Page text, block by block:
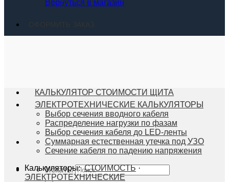
Вернуться в магазин
ОФОРМИТЬ ЗАКАЗ
Искать:
КАЛЬКУЛЯТОР СТОИМОСТИ ЩИТА
ЭЛЕКТРОТЕХНИЧЕСКИЕ КАЛЬКУЛЯТОРЫ
Выбор сечения вводного кабеля
Распределение нагрузки по фазам
Выбор сечения кабеля до LED-ленты
Суммарная естественная утечка под УЗО
Сечение кабеля по падению напряжения
Калькуляторы:СТОИМОСТЬ·
ЭЛЕКТРОТЕХНИЧЕСКИЕ